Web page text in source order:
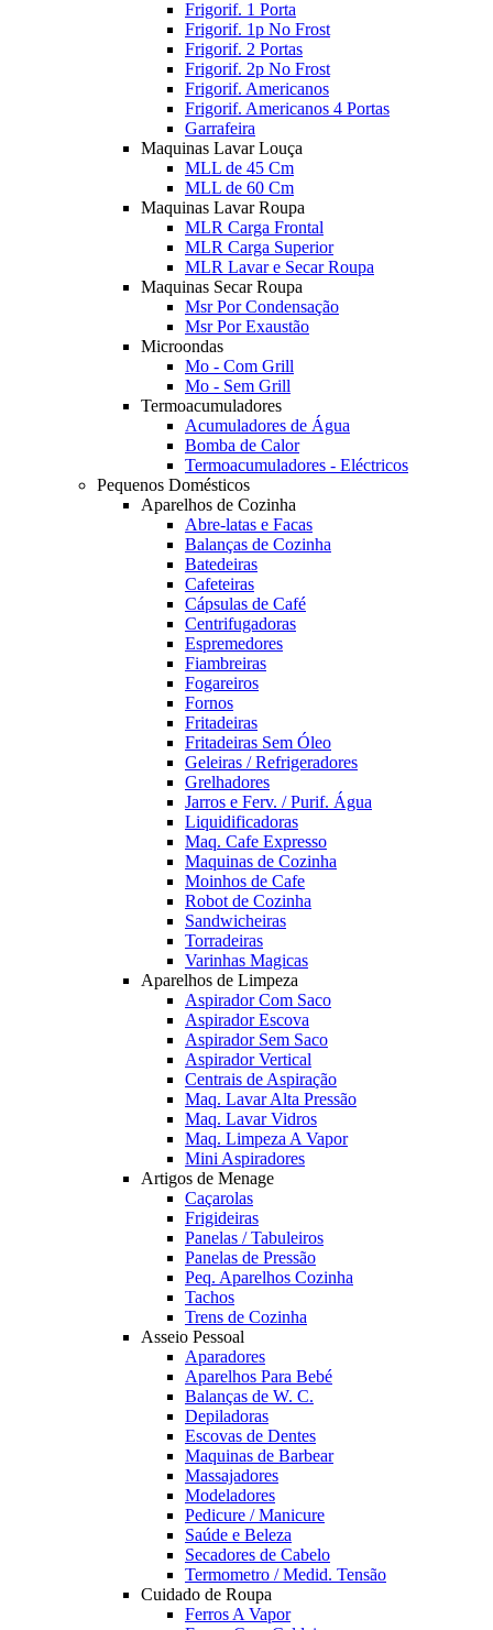
Frigorif. 1 Porta
Frigorif. 1p No Frost
Frigorif. 2 Portas
Frigorif. 2p No Frost
Frigorif. Americanos
Frigorif. Americanos 4 Portas
Garrafeira
Maquinas Lavar Louça
MLL de 45 Cm
MLL de 60 Cm
Maquinas Lavar Roupa
MLR Carga Frontal
MLR Carga Superior
MLR Lavar e Secar Roupa
Maquinas Secar Roupa
Msr Por Condensação
Msr Por Exaustão
Microondas
Mo - Com Grill
Mo - Sem Grill
Termoacumuladores
Acumuladores de Água
Bomba de Calor
Termoacumuladores - Eléctricos
Pequenos Domésticos
Aparelhos de Cozinha
Abre-latas e Facas
Balanças de Cozinha
Batedeiras
Cafeteiras
Cápsulas de Café
Centrifugadoras
Espremedores
Fiambreiras
Fogareiros
Fornos
Fritadeiras
Fritadeiras Sem Óleo
Geleiras / Refrigeradores
Grelhadores
Jarros e Ferv. / Purif. Água
Liquidificadoras
Maq. Cafe Expresso
Maquinas de Cozinha
Moinhos de Cafe
Robot de Cozinha
Sandwicheiras
Torradeiras
Varinhas Magicas
Aparelhos de Limpeza
Aspirador Com Saco
Aspirador Escova
Aspirador Sem Saco
Aspirador Vertical
Centrais de Aspiração
Maq. Lavar Alta Pressão
Maq. Lavar Vidros
Maq. Limpeza A Vapor
Mini Aspiradores
Artigos de Menage
Caçarolas
Frigideiras
Panelas / Tabuleiros
Panelas de Pressão
Peq. Aparelhos Cozinha
Tachos
Trens de Cozinha
Asseio Pessoal
Aparadores
Aparelhos Para Bebé
Balanças de W. C.
Depiladoras
Escovas de Dentes
Maquinas de Barbear
Massajadores
Modeladores
Pedicure / Manicure
Saúde e Beleza
Secadores de Cabelo
Termometro / Medid. Tensão
Cuidado de Roupa
Ferros A Vapor